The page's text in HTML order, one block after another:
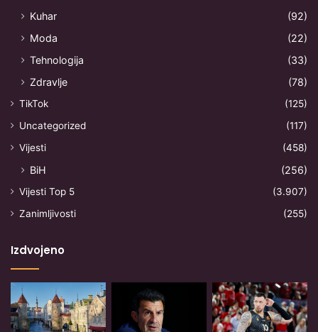
Kuhar
(92)
Moda
(22)
Tehnologija
(33)
Zdravlje
(78)
TikTok
(125)
Uncategorized
(117)
Vijesti
(458)
BiH (256)
Vijesti Top 5
(3.907)
Zanimljivosti
(255)
Izdvojeno